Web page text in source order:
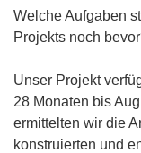
Welche Aufgaben
Projekts noch
Unser Projekt
28 Monaten bis
ermittelten wir die
konstruierten und